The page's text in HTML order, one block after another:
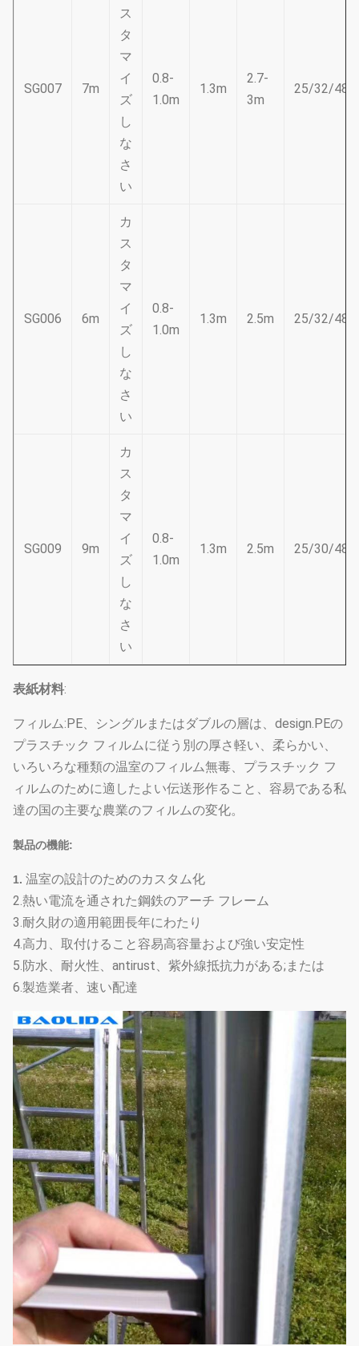
SG007 7m
ス
タ
マ
イ
ズ
し
な
さ
い
0.8-
1.0m
1.3m
2.7-
3m
25/32/48/
SG006 6m
カ
ス
タ
マ
イ
ズ
し
な
さ
い
0.8-
1.0m
1.3m 2.5m 25/32/48/
SG009 9m
カ
ス
タ
マ
イ
ズ
し
な
さ
い
0.8-
1.0m
1.3m 2.5m 25/30/48/
表紙材料:
フィルム:PE、シングルまたはダブルの層は、design.PEの
プラスチック フィルムに従う別の厚さ軽い、柔らかい、
いろいろな種類の温室のフィルム無毒、プラスチック フ
ィルムのために適したよい伝送形作ること、容易である私
達の国の主要な農業のフィルムの変化。
製品の機能:
1. 温室の設計のためのカスタム化
2.熱い電流を通された鋼鉄のアーチ フレーム
3.耐久財の適用範囲長年にわたり
4.高力、取付けること容易高容量および強い安定性
5.防水、耐火性、antirust、紫外線抵抗力がある;または
6.製造業者、速い配達